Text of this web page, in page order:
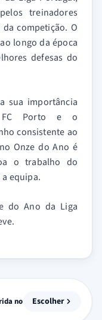
treinadores
competição. O
longo da época
defesas do
sua importância
FC Porto e o
consistente ao
Onze do Ano é
o trabalho do
equipa.
do Ano da Liga
no
Escolher